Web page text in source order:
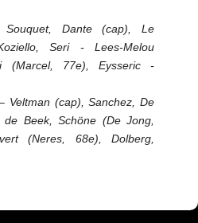
Dante (cap), Le
Seri - Lees-Melou
(Marcel, 77e), Eysseric -
Veltman (cap), Sanchez, De
Beek, Schöne (De Jong,
(Neres, 68e), Dolberg,